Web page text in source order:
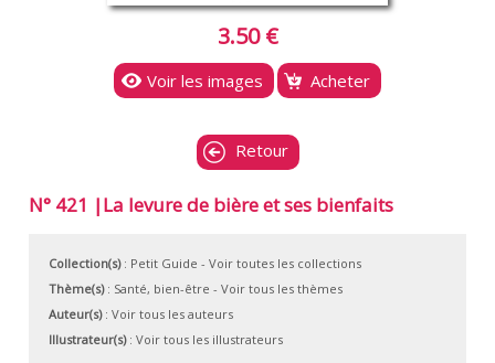
3.50 €
Voir les images Acheter
Retour
N° 421 |La levure de bière et ses bienfaits
Collection(s): Petit Guide - Voir toutes les collections
Thème(s): Santé, bien-être - Voir tous les thèmes
Auteur(s): Voir tous les auteurs
Illustrateur(s): Voir tous les illustrateurs